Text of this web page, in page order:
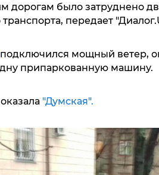
дорогам было затруднено
передает
мощный ветер,
припаркованную машину.
"Думская".